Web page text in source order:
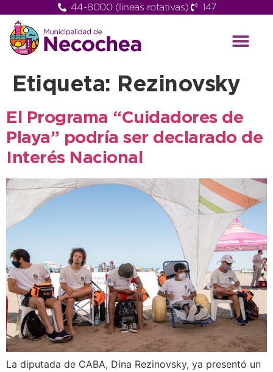
44-8000 (lineas rotativas) 147
Etiqueta: Rezinovsky
El Programa “Cuidadores de
Playa” podría ser declarado de
Interés Nacional
La diputada de CABA, Dina Rezinovsky, ya presentó un